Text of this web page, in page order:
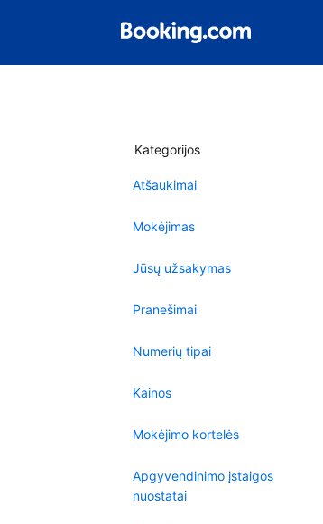
Kategorijos
Atšaukimai
Mokėjimas
Jūsų užsakymas
Pranešimai
Numerių tipai
Kainos
Mokėjimo kortelės
Apgyvendinimo įstaigos
nuostatai